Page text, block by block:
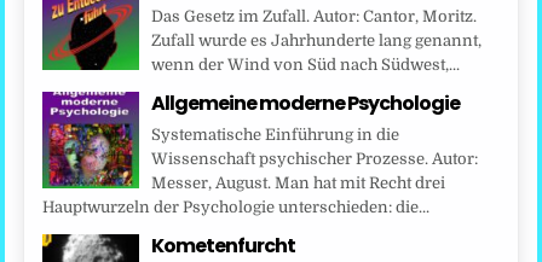
Das Gesetz im Zufall. Autor: Cantor, Moritz.
Zufall wurde es Jahrhunderte lang genannt,
wenn der Wind von Süd nach Südwest,...
Allgemeine moderne Psychologie
Systematische Einführung in die
Wissenschaft psychischer Prozesse. Autor:
Messer, August. Man hat mit Recht drei
Hauptwurzeln der Psychologie unterschieden: die...
Kometenfurcht